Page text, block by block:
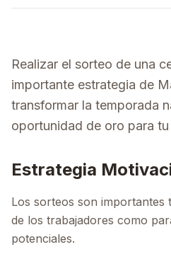
Realizar el sorteo de una
importante estrategia de
transformar la temporada
oportunidad de oro para
Estrategia
Los sorteos son importantes
de los trabajadores como
potenciales.